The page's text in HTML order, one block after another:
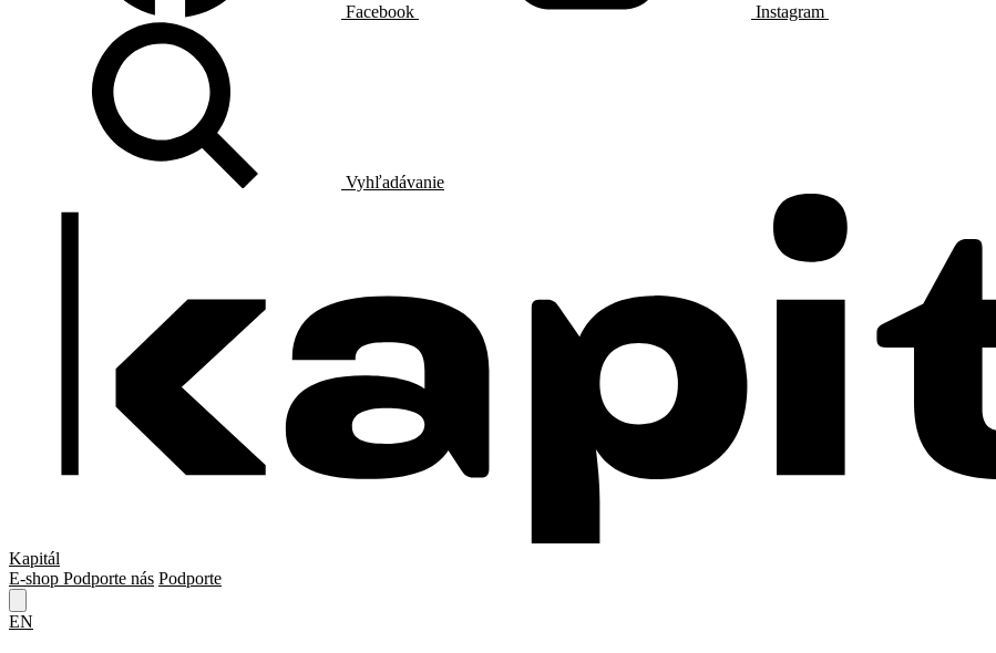
Facebook Instagram
Vyhľadávanie
Kapitál
E-shop Podporte nás Podporte
EN